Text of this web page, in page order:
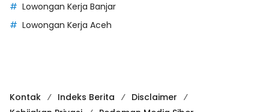
Lowongan Kerja Banjar
Lowongan Kerja Aceh
Kontak Indeks Berita
Disclaimer